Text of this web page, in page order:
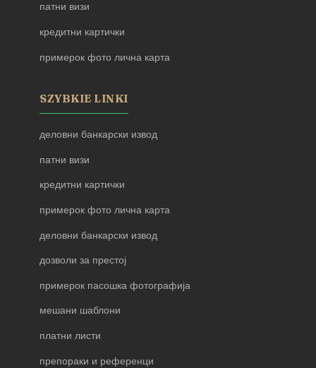
патни визи
кредитни картички
примерок фото лична карта
SZYBKIE LINKI
деловни банкарски извод
патни визи
кредитни картички
примерок фото лична карта
деловни банкарски извод
дозволи за престој
примерок пасошка фотографија
мешани шаблони
платни листи
препораки и референци